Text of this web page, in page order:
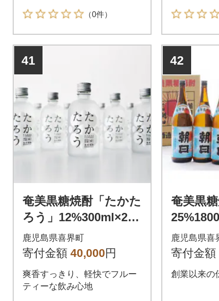
（0件）
41
奄美黒糖焼酎「たかた
ろう」12%300ml×24
本セット
鹿児島県喜界町
寄付金額 40,000円
爽香すっきり、軽快でフルー
ティーな飲み心地
42
奄美黒
ト
鹿児島県喜
寄付金額
創業以来の